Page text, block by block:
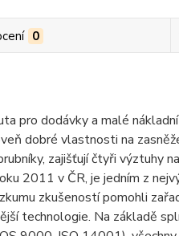
0
pro dodávky a malé
dobré vlastnosti na
zajišťují čtyři výztuhy
2011 v ČR, je jedním z
zkušeností pomohli
technologie. Na základě